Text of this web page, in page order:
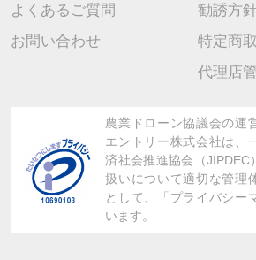
よくあるご質問
お問い合わせ
勧誘方
特定商
代理店
農業ドローン協議会の運
エントリー株式会社は、
済社会推進協会（JIPDEC
扱いについて適切な管理
として、「プライバシー
います。